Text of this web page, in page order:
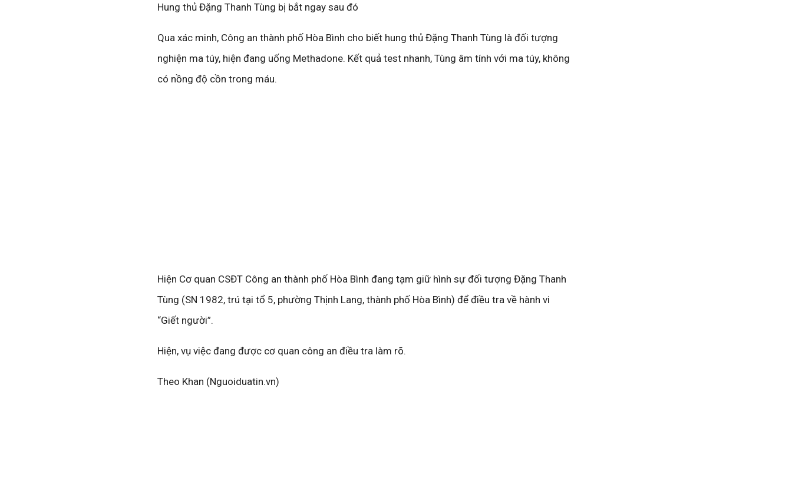
Hung thủ Đặng Thanh Tùng bị bắt ngay sau đó
Qua xác minh, Công an thành phố Hòa Bình cho biết hung thủ Đặng Thanh Tùng là đối tượng
nghiện ma túy, hiện đang uống Methadone. Kết quả test nhanh, Tùng âm tính với ma túy, không
có nồng độ cồn trong máu.
Hiện Cơ quan CSĐT Công an thành phố Hòa Bình đang tạm giữ hình sự đối tượng Đặng Thanh
Tùng (SN 1982, trú tại tổ 5, phường Thịnh Lang, thành phố Hòa Bình) để điều tra về hành vi
“Giết người”.
Hiện, vụ việc đang được cơ quan công an điều tra làm rõ.
Theo Khan (Nguoiduatin.vn)